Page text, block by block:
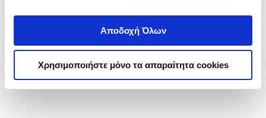
Αποδοχή Όλων
Χρησιμοποιήστε μόνο τα απαραίτητα cookies